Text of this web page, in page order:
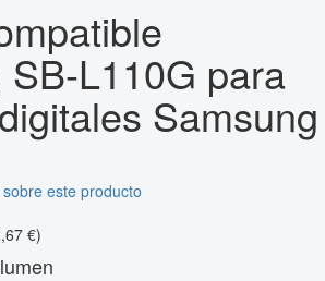
L110G para
Samsung
este producto
€)